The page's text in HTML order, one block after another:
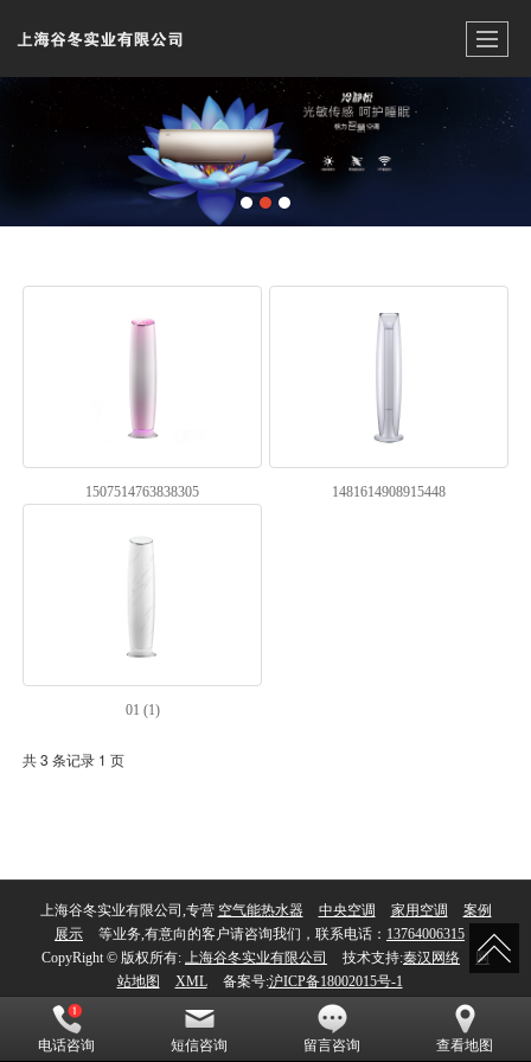
1507514763838305 1481614908915448
01 (1)
共 3 条记录 1 页
上海谷冬实业有限公司,专营 空气能热水器 中央空调 家用空调
案例
展示
等业务,有意向的客户请咨询我们，联系电话： 13764006315
CopyRight © 版权所有: 上海谷冬实业有限公司 技术支持:秦汉网络
网
站地图
XML 备案号:沪ICP备18002015号-1
电话咨询 短信咨询 留言咨询 查看地图